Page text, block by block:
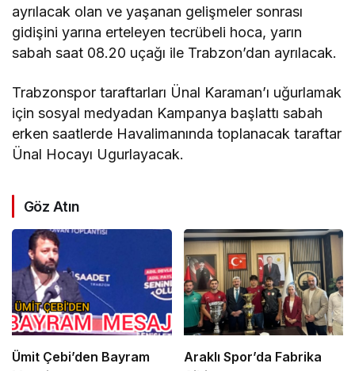
ayrılacak olan ve yaşanan gelişmeler sonrası
gidişini yarına erteleyen tecrübeli hoca, yarın
sabah saat 08.20 uçağı ile Trabzon’dan ayrılacak.
Trabzonspor taraftarları Ünal Karaman’ı uğurlamak
için sosyal medyadan Kampanya başlattı sabah
erken saatlerde Havalimanında toplanacak taraftar
Ünal Hocayı Ugurlayacak.
Göz Atın
Ümit Çebi’den Bayram
Araklı Spor’da Fabrika